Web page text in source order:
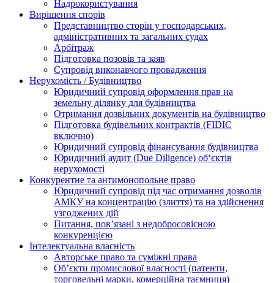
Надрокористування
Вирішення спорів
Представництво сторін у господарських,
адміністративних та загальних судах
Арбітраж
Підготовка позовів та заяв
Супровід виконавчого провадження
Нерухомість / Будівництво
Юридичний супровід оформлення прав на
земельну ділянку для будівництва
Отримання дозвільних документів на будівництво
Підготовка будівельних контрактів (FIDIC
включно)
Юридичний супровід фінансування будівництва
Юридичний аудит (Due Diligence) об‘єктів
нерухомості
Конкурентне та антимонопольне право
Юридичний супровід під час отримання дозволів
АМКУ на концентрацію (злиття) та на здійснення
узгоджених дій
Питання, пов’язані з недобросовісною
конкуренцією
Інтелектуальна власність
Авторське право та суміжні права
Oб’єкти промислової власності (патенти,
торговельні марки, комерційна таємниця)